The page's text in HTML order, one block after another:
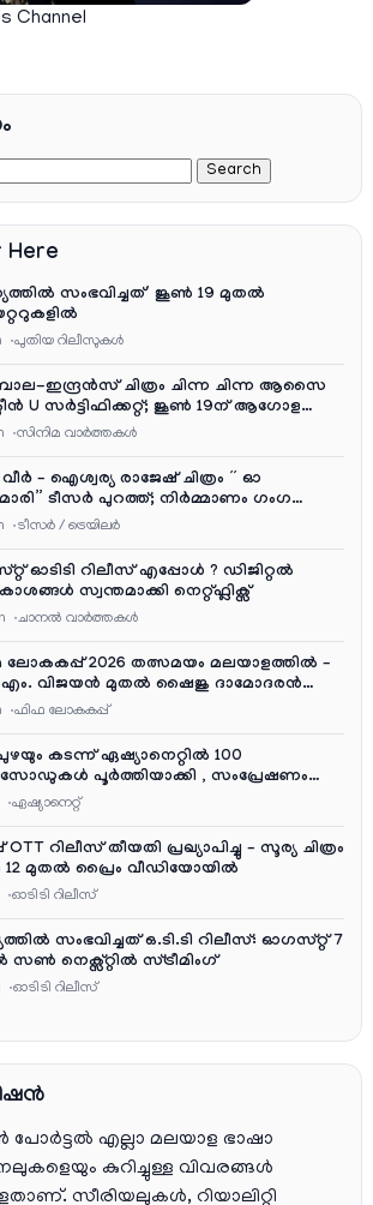
Channel
Here
സംഭവിച്ചത്’ ജൂൺ 19 മുതൽ
പുതിയ റിലീസുകള്‍
ഇന്ദ്രൻസ് ചിത്രം ചിന്ന ചിന്ന ആസൈ
U സർട്ടിഫിക്കറ്റ്; ജൂൺ 19ന് ആഗോള
സിനിമ വാര്‍ത്തകള്‍
– ഐശ്വര്യ രാജേഷ് ചിത്രം ” ഓ
ടീസർ പുറത്ത്; നിർമ്മാണം ഗംഗ
ടീസര്‍ / ട്രെയിലര്‍
ഓടിടി റിലീസ് എപ്പോൾ ? ഡിജിറ്റൽ
സ്വന്തമാക്കി നെറ്റ്ഫ്ലിക്സ്
ചാനല്‍ വാര്‍ത്തകള്‍
2026 തത്സമയം മലയാളത്തിൽ –
വിജയൻ മുതൽ ഷൈജു ദാമോദരൻ
സംഘത്തിൽ
ഫിഫ ലോകകപ്പ്
കടന്ന് ഏഷ്യാനെറ്റിൽ 100
പൂർത്തിയാക്കി , സംപ്രേഷണം
മുതൽ വെള്ളി വരെ രാത്രി 9:30 ന്
ഏഷ്യാനെറ്റ്‌
OTT റിലീസ് തീയതി പ്രഖ്യാപിച്ചു – സൂര്യ ചിത്രം
മുതൽ പ്രൈം വീഡിയോയിൽ
ഓടിടി റിലീസ്
സംഭവിച്ചത് ഒ.ടി.ടി റിലീസ്: ഓഗസ്റ്റ് 7
നെക്സ്റ്റിൽ സ്ട്രീമിംഗ്
ഓടിടി റിലീസ്
എല്ലാ മലയാള ഭാഷാ
കുറിച്ചുള്ള വിവരങ്ങൾ
സീരിയലുകൾ, റിയാലിറ്റി